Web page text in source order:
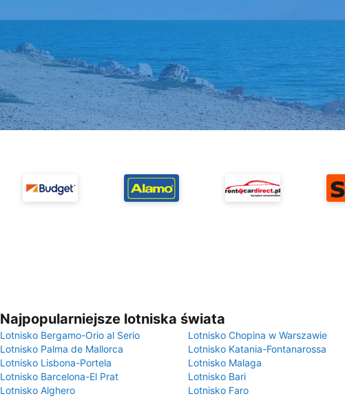
Najpopularniejsze lotniska świata
Lotnisko Bergamo-Orio al Serio
Lotnisko Chopina w Warszawie
Lotnisko Palma de Mallorca
Lotnisko Katania-Fontanarossa
Lotnisko Lisbona-Portela
Lotnisko Malaga
Lotnisko Barcelona-El Prat
Lotnisko Bari
Lotnisko Alghero
Lotnisko Faro